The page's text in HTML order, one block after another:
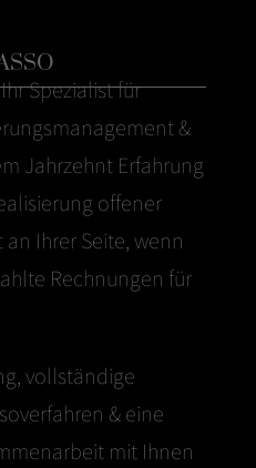
Spezialist für
&
Jahrzehnt Erfahrung
offener
Ihrer Seite, wenn
Rechnungen für
vollständige
& eine
mit Ihnen